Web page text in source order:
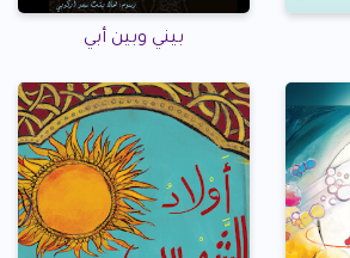
بيني وبين أبي